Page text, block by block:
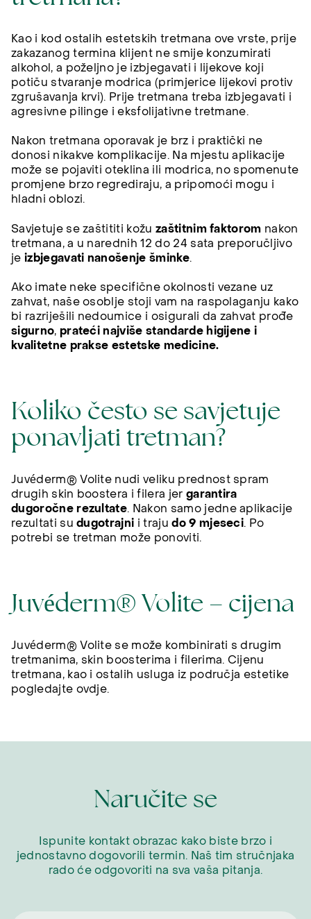
Kao i kod ostalih estetskih tretmana ove vrste, prije
zakazanog termina klijent ne smije konzumirati
alkohol, a poželjno je izbjegavati i lijekove koji
potiču stvaranje modrica (primjerice lijekovi protiv
zgrušavanja krvi). Prije tretmana treba izbjegavati i
agresivne pilinge i eksfolijativne tretmane.
Nakon tretmana oporavak je brz i praktički ne
donosi nikakve komplikacije. Na mjestu aplikacije
može se pojaviti oteklina ili modrica, no spomenute
promjene brzo regrediraju, a pripomoći mogu i
hladni oblozi.
Savjetuje se zaštititi kožu zaštitnim faktorom nakon
tretmana, a u narednih 12 do 24 sata preporučljivo
je izbjegavati nanošenje šminke.
Ako imate neke specifične okolnosti vezane uz
zahvat, naše osoblje stoji vam na raspolaganju kako
bi razriješili nedoumice i osigurali da zahvat prođe
sigurno, prateći najviše standarde higijene i
kvalitetne prakse estetske medicine.
Koliko često se savjetuje
ponavljati tretman?
Juvéderm® Volite nudi veliku prednost spram
drugih skin boostera i filera jer garantira
dugoročne rezultate. Nakon samo jedne aplikacije
rezultati sudugotrajni i trajudo 9 mjeseci. Po
potrebi se tretman može ponoviti.
Juvéderm® Volite – cijena
Juvéderm® Volite se može kombinirati s drugim
tretmanima, skin boosterima i filerima. Cijenu
tretmana, kao i ostalih usluga iz područja estetike
pogledajte ovdje.
Naručite se
Ispunite kontakt obrazac kako biste brzo i
jednostavno dogovorili termin. Naš tim stručnjaka
rado će odgovoriti na sva vaša pitanja.